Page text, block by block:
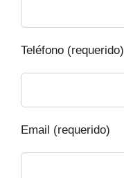
Teléfono (requerido)
Email (requerido)